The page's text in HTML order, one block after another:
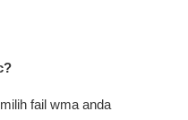
fail wma anda